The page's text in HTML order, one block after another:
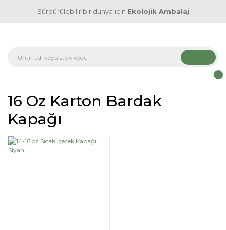
Sürdürülebilir bir dünya için Ekolojik Ambalaj
16 Oz Karton Bardak
Kapağı